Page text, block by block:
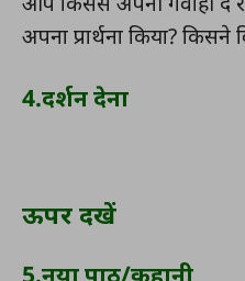
अपना प्रार्थना किया? किसने
4.दर्शन देना
ऊपर दखें
5.नया पाठ/कहानी